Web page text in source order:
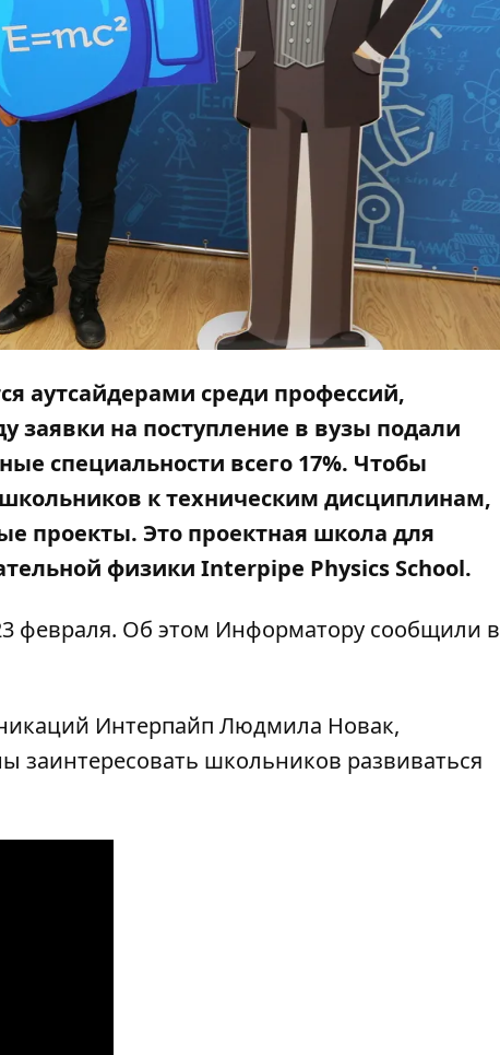
аутсайдерами среди профессий,
заявки на поступление в вузы подали
специальности всего 17%. Чтобы
к техническим дисциплинам,
проекты. Это проектная школа для
физики Interpipe Physics School.
февраля. Об этом Информатору сообщили в
Интерпайп Людмила Новак,
заинтересовать школьников развиваться